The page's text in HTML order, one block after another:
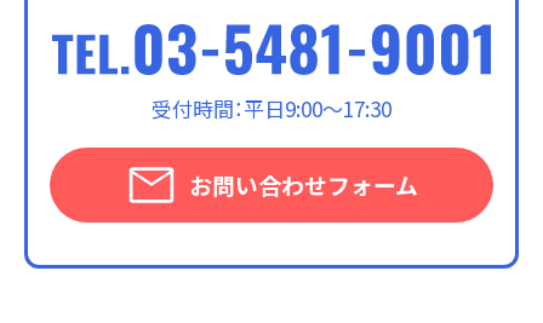
受付時間：平日9:00～17:30
お問い合わせフォーム